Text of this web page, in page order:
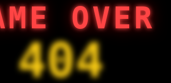
OVER
404